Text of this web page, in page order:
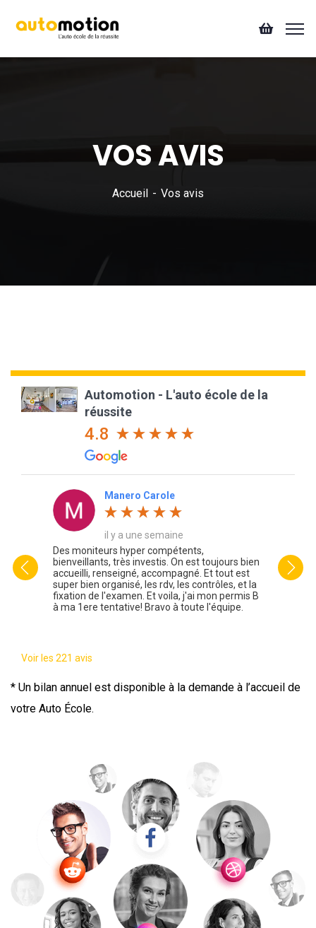
VOS AVIS
Accueil Vos avis
Automotion - L'auto école de la
réussite
4.8
Manero Carole
il y a une semaine
Des moniteurs hyper compétents,
bienveillants, très investis. On est toujours bien
accueilli, renseigné, accompagné. Et tout est
super bien organisé, les rdv, les contrôles, et la
fixation de l'examen. Et voila, j'ai mon permis B
à ma 1ere tentative! Bravo à toute l'équipe.
,des
Voir les 221 avis
* Un bilan annuel est disponible à la demande à l’accueil de
votre Auto École.